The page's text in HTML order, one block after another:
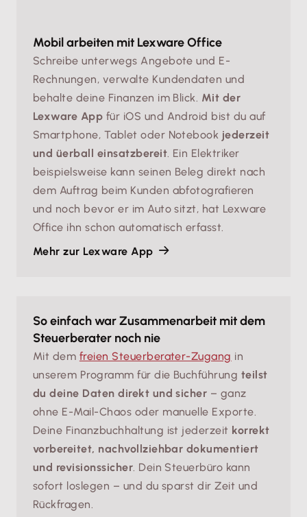
Mobil arbeiten mit Lexware Office
Schreibe unterwegs Angebote und E-
Rechnungen, verwalte Kundendaten und
behalte deine Finanzen im Blick. Mit der
Lexware App für iOS und Android bist du auf
Smartphone, Tablet oder Notebook jederzeit
und üerball einsatzbereit . Ein Elektriker
beispielsweise kann seinen Beleg direkt nach
dem Auftrag beim Kunden abfotografieren
und noch bevor er im Auto sitzt, hat Lexware
Office ihn schon automatisch erfasst.
Mehr zur Lexware App
So einfach war Zusammenarbeit mit dem
Steuerberater noch nie
Mit dem freien Steuerberater-Zugang in
unserem Programm für die Buchführung teilst
du deine Daten direkt und sicher – ganz
ohne E-Mail-Chaos oder manuelle Exporte.
Deine Finanzbuchhaltung ist jederzeit korrekt
vorbereitet, nachvollziehbar dokumentiert
und revisionssicher . Dein Steuerbüro kann
sofort loslegen – und du sparst dir Zeit und
Rückfragen.